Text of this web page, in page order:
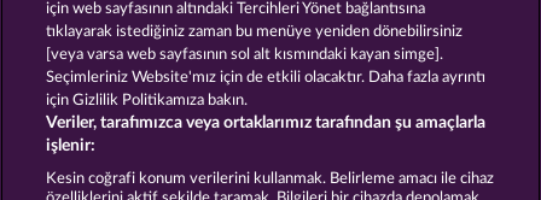
Hüküm ve Koşullar Gizlilik Beyanı
Şirket SSS Sözlük Ortaklık programı
Facebook
İptal talebini gönder
için web sayfasının altındaki Tercihleri Yönet bağlantısına
tıklayarak istediğiniz zaman bu menüye yeniden dönebilirsiniz
[veya varsa web sayfasının sol alt kısmındaki kayan simge].
Seçimleriniz Website'mız için de etkili olacaktır. Daha fazla ayrıntı
için Gizlilik Politikamıza bakın.
Veriler, tarafımızca veya ortaklarımız tarafından şu amaçlarla
işlenir:
Kesin coğrafi konum verilerini kullanmak. Belirleme amacı ile cihaz